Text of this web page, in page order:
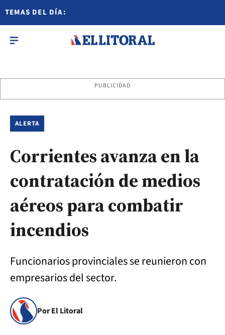
TEMAS DEL DÍA:
PUBLICIDAD
ALERTA
Corrientes avanza en la
contratación de medios
aéreos para combatir
incendios
Funcionarios provinciales se reunieron con
empresarios del sector.
Por El Litoral